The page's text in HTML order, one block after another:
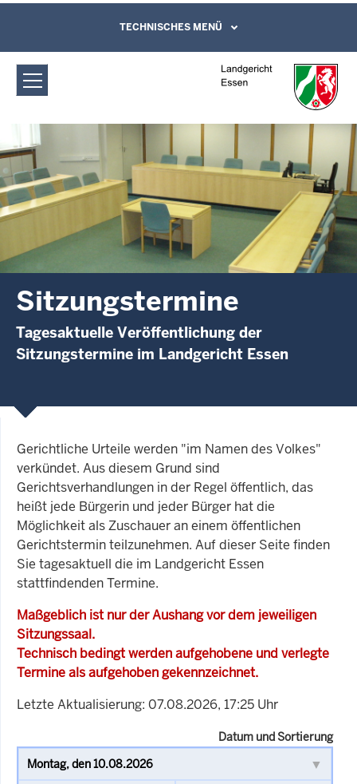
Landgericht Essen: Sitzungstermine
Direkt zum Inhalt
Leichte Sprache, Gebärdensprachenvideo
und Kontaktformular
TECHNISCHES MENÜ
Sitzungstermine
Tagesaktuelle Veröffentlichung der
Sitzungstermine im Landgericht Essen
Gerichtliche Urteile werden "im Namen des Volkes"
verkündet. Aus diesem Grund sind
Gerichtsverhandlungen in der Regel öffentlich, das
heißt jede Bürgerin und jeder Bürger hat die
Möglichkeit als Zuschauer an einem öffentlichen
Gerichtstermin teilzunehmen. Auf dieser Seite finden
Sie tagesaktuell die im Landgericht Essen
stattfindenden Termine.
Maßgeblich ist nur der Aushang vor dem jeweiligen
Sitzungssaal.
Technisch bedingt werden aufgehobene und verlegte
Termine als aufgehoben gekennzeichnet.
Letzte Aktualisierung: 07.08.2026, 17:25 Uhr
Datum und Sortierung